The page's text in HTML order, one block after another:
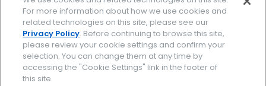
企業情報 ご利用規約
プライバシーポリシー Cookies Settings
For more information about how we use cookies and
related technologies on this site, please see our
Privacy Policy. Before continuing to browse this site,
please review your cookie settings and confirm your
selection. You can change them at any time by
accessing the "Cookie Settings" link in the footer of
this site.